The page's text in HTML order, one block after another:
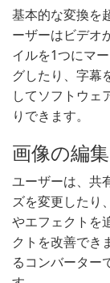
基本的な変換を
ーザーはビデオ
イルを1つにマ
グしたり、字幕
してソフトウェ
りできます。
画像の編
ユーザーは、共
ズを変更したり
やエフェクトを
クトを改善でき
るコンバーター